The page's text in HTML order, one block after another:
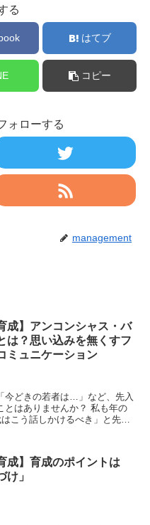
る
はてブ
コピー
ォローする
management
成】アンコンシャス・バ
は？思い込みを無くすフ
ミュニケーション
今どきの若者は…」など、先入
とはありませんか？ 私も年の
こう話しかけるべき」と先入
成】育成のポイントは
け」